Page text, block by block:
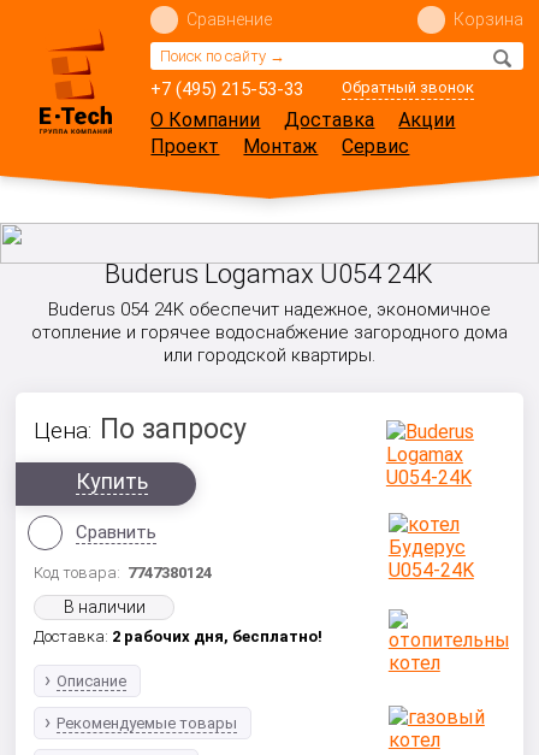
+7 (495) 215-53-33 Обратный звонок
Сравнение Корзина
О Компании Доставка
Акции
Проект
Монтаж Сервис
Buderus Logamax U054 24K
Buderus 054 24K обеспечит надежное, экономичное
отопление и горячее водоснабжение загородного дома
или городской квартиры.
Цена: По запросу
Купить
Сравнить
Код товара: 7747380124
В наличии
Доставка: 2 рабочих дня, бесплатно!
Описание
Рекомендуемые товары